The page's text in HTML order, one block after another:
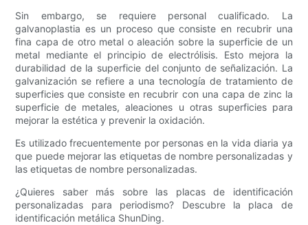
Sin embargo, se requiere personal cualificado. La
galvanoplastia es un proceso que consiste en recubrir una
fina capa de otro metal o aleación sobre la superficie de un
metal mediante el principio de electrólisis. Esto mejora la
durabilidad de la superficie del conjunto de señalización. La
galvanización se refiere a una tecnología de tratamiento de
superficies que consiste en recubrir con una capa de zinc la
superficie de metales, aleaciones u otras superficies para
mejorar la estética y prevenir la oxidación.
Es utilizado frecuentemente por personas en la vida diaria ya
que puede mejorar las etiquetas de nombre personalizadas y
las etiquetas de nombre personalizadas.
¿Quieres saber más sobre las placas de identificación
personalizadas para periodismo? Descubre la placa de
identificación metálica ShunDing.